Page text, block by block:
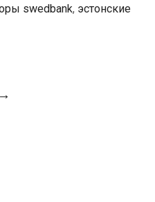
swedbank, эстонские